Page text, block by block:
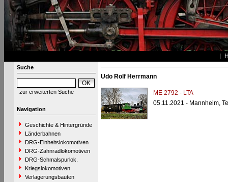
Suche
zur erweiterten Suche
Navigation
Geschichte & Hintergründe
Länderbahnen
DRG-Einheitslokomotiven
DRG-Zahnradlokomotiven
DRG-Schmalspurlok.
Kriegslokomotiven
Verlagerungsbauten
Udo Rolf Herrmann
ME 2792 - LTA
05.11.2021 - Mannheim,